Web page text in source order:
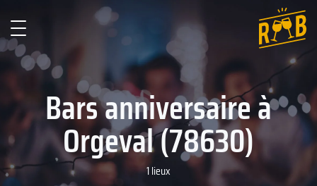
Bars anniversaire à
Orgeval (78630)
1 lieux